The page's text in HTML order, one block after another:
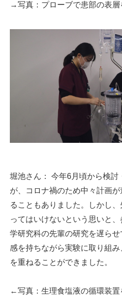
→写真：プローブで患部の表層
堀池さん： 今年6月頃から検討
が、コロナ禍のため中々計画
ることもありました。しかし
ってはいけないという思いと
学研究科の先輩の研究を遅ら
感を持ちながら実験に取り組
を重ねることができました。
←写真：生理食塩液の循環装置